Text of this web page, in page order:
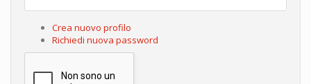
Crea nuovo profilo
Richiedi nuova password